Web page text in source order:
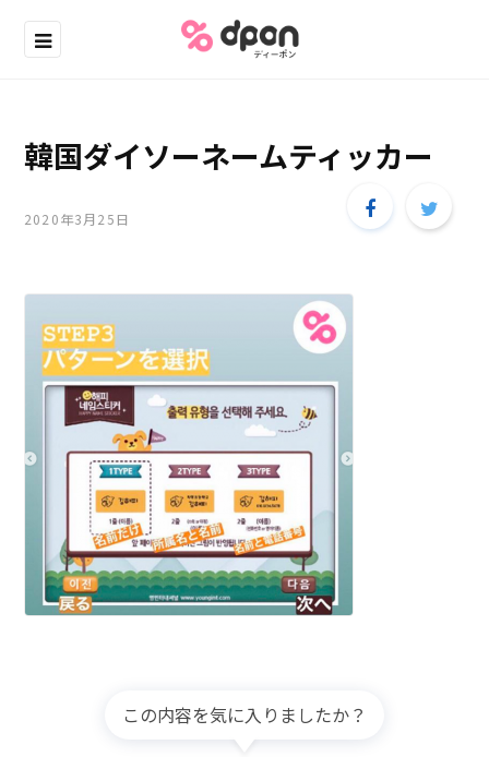
韓国ダイソーネームティッカー
2020年3月25日
この内容を気に入りましたか？